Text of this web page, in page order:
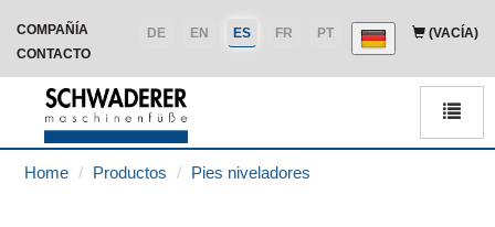
(VACÍA)
COMPAÑÍA PT
FR
ES
EN
DE
CONTACTO
Home Productos Pies niveladores